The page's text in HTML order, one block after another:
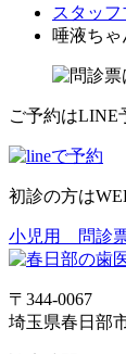
スタッ
唾液ち
ご予約はLINE
初診の方は
小児用 問診
〒344-0067
埼玉県春日部